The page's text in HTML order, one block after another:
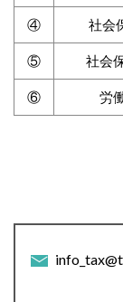
④ 社会
⑤ 社会
⑥ 労